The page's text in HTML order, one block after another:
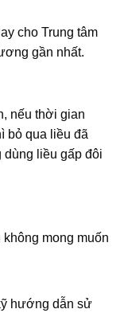
cho Trung tâm
gần nhất.
nếu thời gian
bỏ qua liều đã
dùng liều gấp đôi
mong muốn
hướng dẫn sử